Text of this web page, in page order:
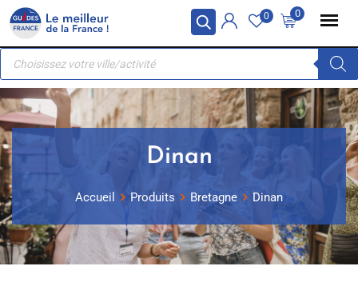
Panneau de gestion des cookies
Skip
content
0
0
Recherche
produits
Dinan
Accueil Produits Bretagne Dinan